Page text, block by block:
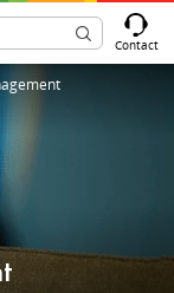
Contact